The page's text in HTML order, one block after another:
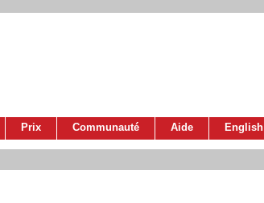
Prix Communauté Aide English